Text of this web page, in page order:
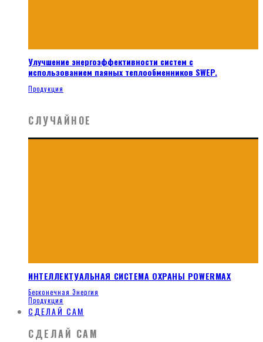
Улучшение энергоэффективности систем с
использованием паяных теплообменников SWEP.
Продукция
СЛУЧАЙНОЕ
ИНТЕЛЛЕКТУАЛЬНАЯ СИСТЕМА ОХРАНЫ POWERMAX
Бесконечная Энергия
Продукция
СДЕЛАЙ САМ
СДЕЛАЙ САМ